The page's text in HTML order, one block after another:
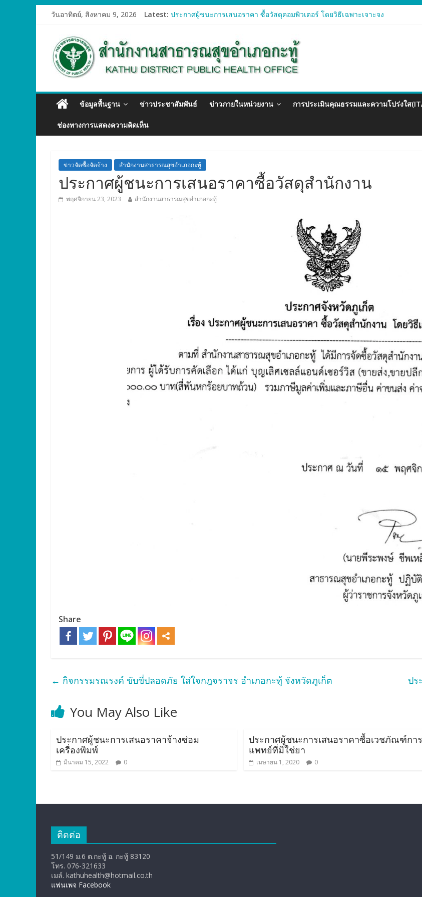
วันอาทิตย์, สิงหาคม 9, 2026 Latest: ประกาศผู้ชนะการเสนอราคา ซื้อวัสดุคอมพิวเตอร์ โดยวิธีเฉพาะเจาะจง
ประกาศผู้ชนะการเสนอรา ซื้อวัสดุงานบ้านงานครัว โดยวิธีเฉพาะเจาะจง
ประกาศผู้ชนะการเสนอราคา ซื้อวัสดุสำนักงาน โดยวิธีเฉพาะเจาะจง
ข้อมูลพื้นฐาน ข่าวประชาสัมพันธ์ ข่าวภายในหน่วยงาน การประเมินคุณธรรมและความโปร่งใส
ช่องทางการแสดงความคิดเห็น
ข่าวจัดซื้อจัดจ้าง สำนักงานสาธารณสุขอำเภอกะทู้
ประกาศผู้ชนะการเสนอราคาซื้อวัสดุสำนักงาน
พฤศจิกายน 23, 2023 สำนักงานสาธารณสุขอำเภอกะทู้
Share
← กิจกรรมรณรงค์ ขับขี่ปลอดภัย ใส่ใจกฎจราจร อำเภอกะทู้ จังหวัดภูเก็ต ปร
You May Also Like
ประกาศผู้ชนะการเสนอราคาจ้างซ่อม
เครื่องพิมพ์
มีนาคม 15, 2022 0
ประกาศผู้ชนะการเสนอราคาซื้อเวชภัณฑ์การ
แพทย์ที่มิใช่ยา
เมษายน 1, 2020 0
ติดต่อ
51/149 ม.6 ต.กะทู้ อ. กะทู้ 83120
โทร. 076-321633
เมล์. kathuhealth@hotmail.co.th
แฟนเพจ Facebook